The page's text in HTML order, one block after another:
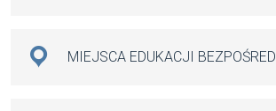
MIEJSCA EDUKACJI